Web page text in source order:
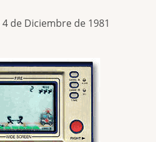
4 de Diciembre de 1981